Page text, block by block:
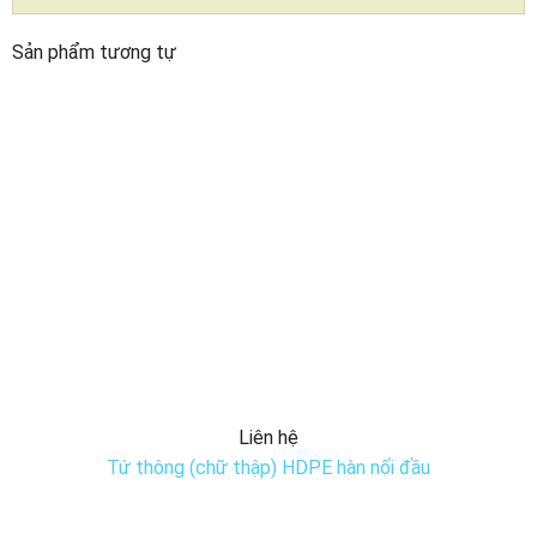
Sản phẩm tương tự
Liên hệ
Tứ thông (chữ thập) HDPE hàn nối đầu